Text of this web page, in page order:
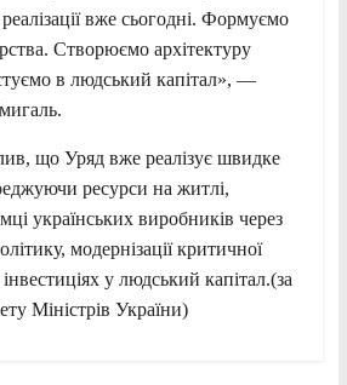
вже сьогодні. Формуємо
Створюємо архітектуру
в людський капітал», —
що Уряд вже реалізує швидке
ресурси на житлі,
українських виробників через
модернізації критичної
у людський капітал.(за
Міністрів України)